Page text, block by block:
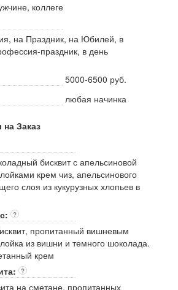
коллеге
на Праздник, на Юбилей, в
праздник, в день
5000-6500 руб.
любая начинка
Заказ
бисквит с апельсиновой
крем чиз, апельсинового
слоя из кукурузных хлопьев в
?
пропитанный вишневым
из вишни и темного шоколада.
крем
?
на сметане, пропитанных